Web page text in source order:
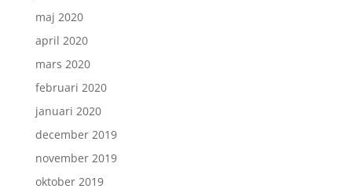
maj 2020
april 2020
mars 2020
februari 2020
januari 2020
december 2019
november 2019
oktober 2019